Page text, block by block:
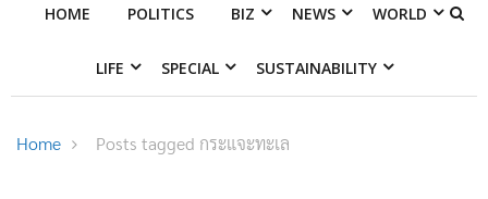
HOME POLITICS BIZ NEWS WORLD
LIFE SPECIAL SUSTAINABILITY
Home Posts tagged กระแจะทะเล